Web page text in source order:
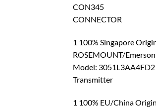
CON345
CONNECTOR
1 100% Singapore
ROSEMOUNT/
Model:
Transmitter
1 100% EU/China Origin